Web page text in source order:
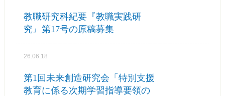
教職研究科紀要『教職実践研
究』第17号の原稿募集
26.06.18
第1回未来創造研究会「特別支援
教育に係る次期学習指導要領の